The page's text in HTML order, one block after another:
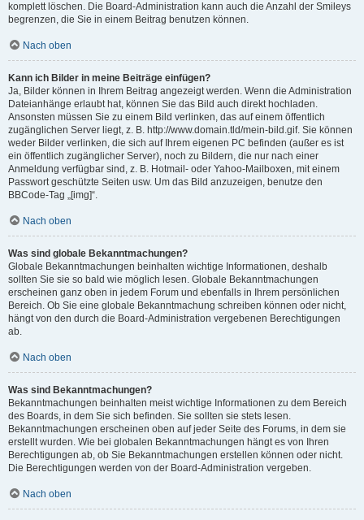
komplett löschen. Die Board-Administration kann auch die Anzahl der Smileys
begrenzen, die Sie in einem Beitrag benutzen können.
Nach oben
Kann ich Bilder in meine Beiträge einfügen?
Ja, Bilder können in Ihrem Beitrag angezeigt werden. Wenn die Administration
Dateianhänge erlaubt hat, können Sie das Bild auch direkt hochladen.
Ansonsten müssen Sie zu einem Bild verlinken, das auf einem öffentlich
zugänglichen Server liegt, z. B. http://www.domain.tld/mein-bild.gif. Sie können
weder Bilder verlinken, die sich auf Ihrem eigenen PC befinden (außer es ist
ein öffentlich zugänglicher Server), noch zu Bildern, die nur nach einer
Anmeldung verfügbar sind, z. B. Hotmail- oder Yahoo-Mailboxen, mit einem
Passwort geschützte Seiten usw. Um das Bild anzuzeigen, benutze den
BBCode-Tag „[img]“.
Nach oben
Was sind globale Bekanntmachungen?
Globale Bekanntmachungen beinhalten wichtige Informationen, deshalb
sollten Sie sie so bald wie möglich lesen. Globale Bekanntmachungen
erscheinen ganz oben in jedem Forum und ebenfalls in Ihrem persönlichen
Bereich. Ob Sie eine globale Bekanntmachung schreiben können oder nicht,
hängt von den durch die Board-Administration vergebenen Berechtigungen
ab.
Nach oben
Was sind Bekanntmachungen?
Bekanntmachungen beinhalten meist wichtige Informationen zu dem Bereich
des Boards, in dem Sie sich befinden. Sie sollten sie stets lesen.
Bekanntmachungen erscheinen oben auf jeder Seite des Forums, in dem sie
erstellt wurden. Wie bei globalen Bekanntmachungen hängt es von Ihren
Berechtigungen ab, ob Sie Bekanntmachungen erstellen können oder nicht.
Die Berechtigungen werden von der Board-Administration vergeben.
Nach oben